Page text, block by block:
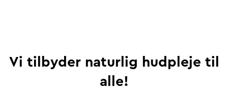
Vi tilbyder naturlig hudpleje til
alle!